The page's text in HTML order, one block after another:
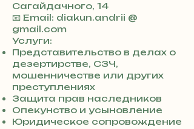
Сагайдачного, 14
+
3
8
0
7
3
0
4
8
5
📧 Email: diakun.andrii @
gmail.com
Услуги:
Представительство в делах о
дезертирстве, СЗЧ,
мошенничестве или других
преступлениях
Защита прав наследников
Опекунство и усыновление
Юридическое сопровождение